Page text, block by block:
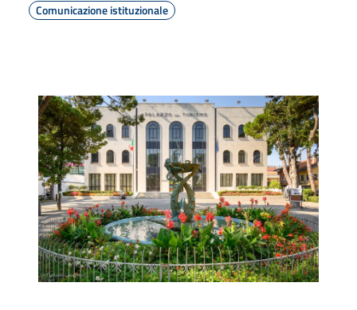
Comunicazione istituzionale